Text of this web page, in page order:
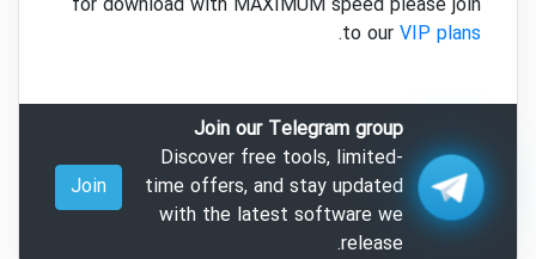
for download with MAXIMUM speed please join
to our VIP plans
.
Join our Telegram group
Discover free tools, limited-
time offers, and stay updated
with the latest software we
release.
Join